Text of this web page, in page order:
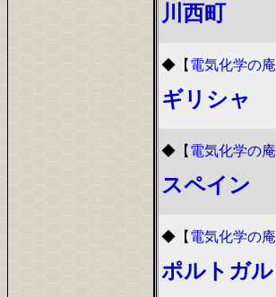
川西町
◆ 【 電気化学の庵
ギリシャ
◆ 【 電気化学の庵
スペイン
◆ 【 電気化学の庵
ポルトガル